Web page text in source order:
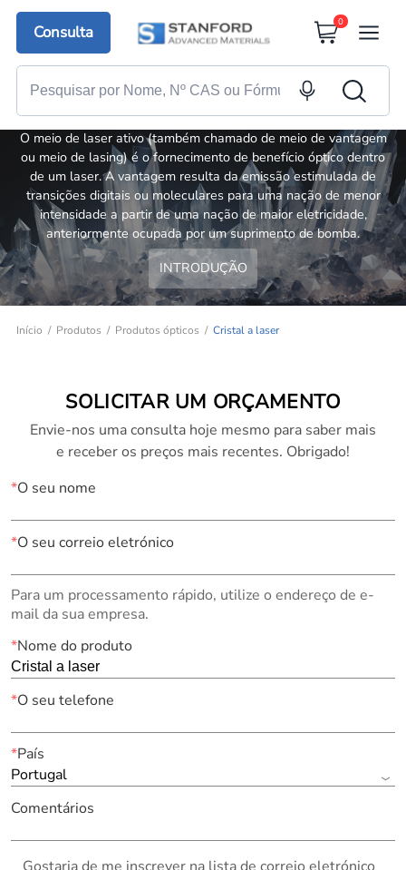
Consulta
0
Cristal a laser
O meio de laser ativo (também chamado de meio de vantagem
ou meio de lasing) é o fornecimento de benefício óptico dentro
de um laser. A vantagem resulta da emissão estimulada de
transições digitais ou moleculares para uma nação de menor
intensidade a partir de uma nação de maior eletricidade,
anteriormente ocupada por um suprimento de bomba.
INTRODUÇÃO
Início Produtos Produtos ópticos Cristal a laser
SOLICITAR UM ORÇAMENTO
Envie-nos uma consulta hoje mesmo para saber mais
e receber os preços mais recentes. Obrigado!
*O seu nome
*O seu correio eletrónico
Para um processamento rápido, utilize o endereço de e-
mail da sua empresa.
*Nome do produto
*O seu telefone
*País
Portugal
Comentários